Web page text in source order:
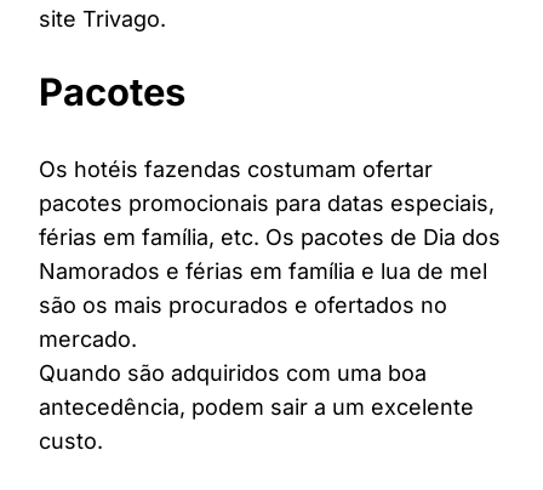
site Trivago.
Pacotes
Os hotéis fazendas costumam ofertar
pacotes promocionais para datas especiais,
férias em família, etc. Os pacotes de Dia dos
Namorados e férias em família e lua de mel
são os mais procurados e ofertados no
mercado.
Quando são adquiridos com uma boa
antecedência, podem sair a um excelente
custo.